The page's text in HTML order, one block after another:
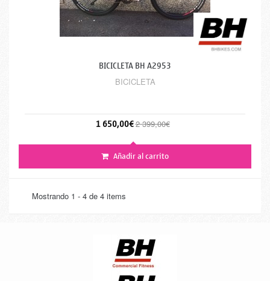
BICICLETA BH A2953
BICICLETA
1 650,00€2 399,00€
Añadir al carrito
Mostrando 1 - 4 de 4 items